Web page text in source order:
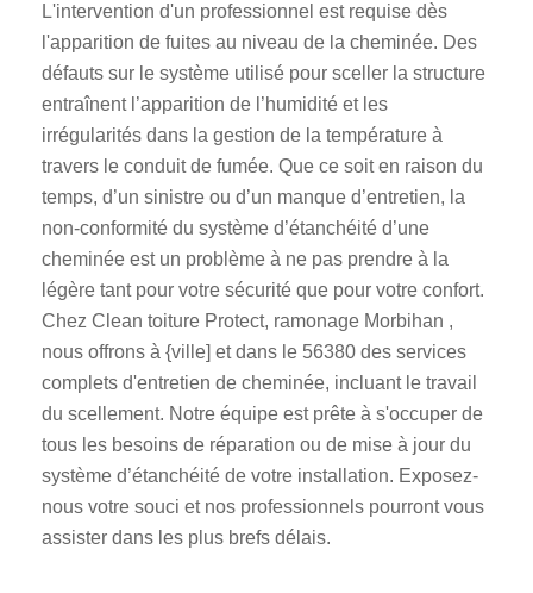
L'intervention d'un professionnel est requise dès
l'apparition de fuites au niveau de la cheminée. Des
défauts sur le système utilisé pour sceller la structure
entraînent l’apparition de l’humidité et les
irrégularités dans la gestion de la température à
travers le conduit de fumée. Que ce soit en raison du
temps, d’un sinistre ou d’un manque d’entretien, la
non-conformité du système d’étanchéité d’une
cheminée est un problème à ne pas prendre à la
légère tant pour votre sécurité que pour votre confort.
Chez Clean toiture Protect, ramonage Morbihan ,
nous offrons à {ville] et dans le 56380 des services
complets d'entretien de cheminée, incluant le travail
du scellement. Notre équipe est prête à s'occuper de
tous les besoins de réparation ou de mise à jour du
système d’étanchéité de votre installation. Exposez-
nous votre souci et nos professionnels pourront vous
assister dans les plus brefs délais.